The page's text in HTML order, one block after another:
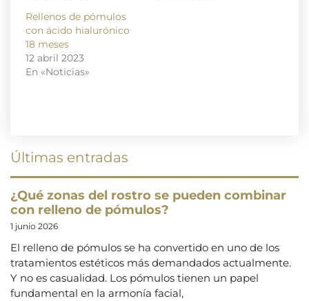
Rellenos de pómulos
con ácido hialurónico
18 meses
12 abril 2023
En «Noticias»
Últimas entradas
¿Qué zonas del rostro se pueden combinar
con relleno de pómulos?
1 junio 2026
El relleno de pómulos se ha convertido en uno de los
tratamientos estéticos más demandados actualmente.
Y no es casualidad. Los pómulos tienen un papel
fundamental en la armonía facial,